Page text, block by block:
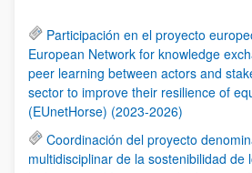
Participación en el proyecto
European Network for knowledge
peer learning between actors and
sector to improve their resilience of
(EUnetHorse) (2023-2026)
Coordinación del proyecto
multidisciplinar de la sostenibilidad de